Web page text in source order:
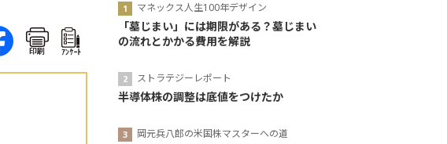
印刷 ｱﾝｹｰﾄ
マネックス人生100年デザイン
「墓じまい」には期限がある？墓じまい
の流れとかかる費用を解説
ストラテジーレポート
半導体株の調整は底値をつけたか
岡元兵八郎の米国株マスターへの道